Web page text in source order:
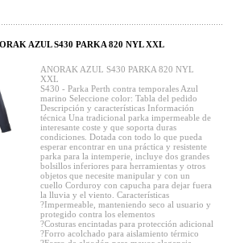
AZUL S430 PARKA 820 NYL XXL
ANORAK AZUL S430 PARKA 820 NYL
XXL
S430 - Parka Perth contra temporales Azul
marino Seleccione color: Tabla del pedido
Descripción y características Información
técnica Una tradicional parka impermeable de
interesante coste y que soporta duras
condiciones. Dotada con todo lo que pueda
esperar encontrar en una práctica y resistente
parka para la intemperie, incluye dos grandes
bolsillos inferiores para herramientas y otros
objetos que necesite manipular y con un
cuello Corduroy con capucha para dejar fuera
la lluvia y el viento. Características
?Impermeable, manteniendo seco al usuario y
protegido contra los elementos
?Costuras encintadas para protección adicional
?Forro acolchado para aislamiento térmico